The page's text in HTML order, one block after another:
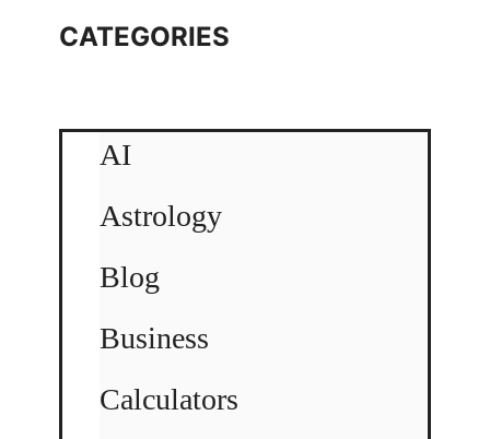
CATEGORIES
AI
Astrology
Blog
Business
Calculators